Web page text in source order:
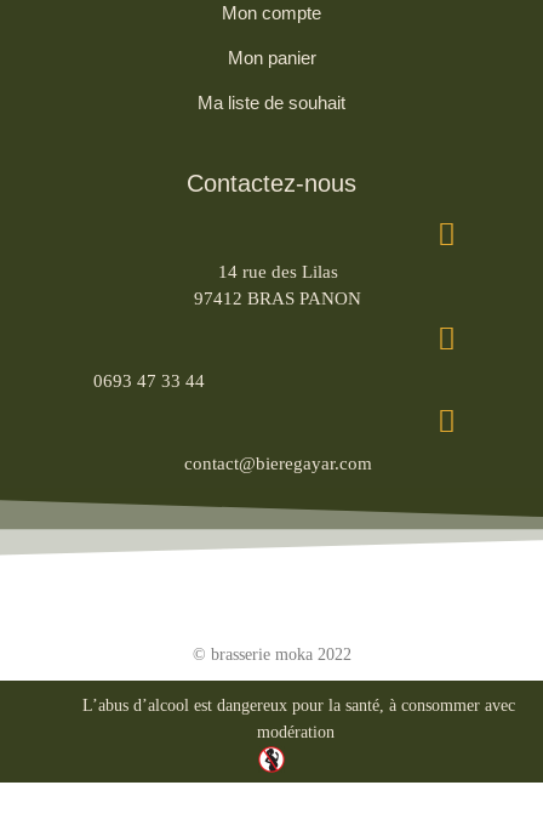
Mon compte
Mon panier
Ma liste de souhait
Contactez-nous
14 rue des Lilas
97412 BRAS PANON
0693 47 33 44
contact@bieregayar.com
© brasserie moka 2022
L’abus d’alcool est dangereux pour la santé, à consommer avec
modération